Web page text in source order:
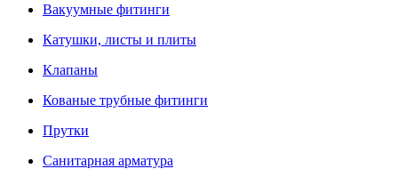
Вакуумные фитинги
Катушки, листы и плиты
Клапаны
Кованые трубные фитинги
Прутки
Санитарная арматура